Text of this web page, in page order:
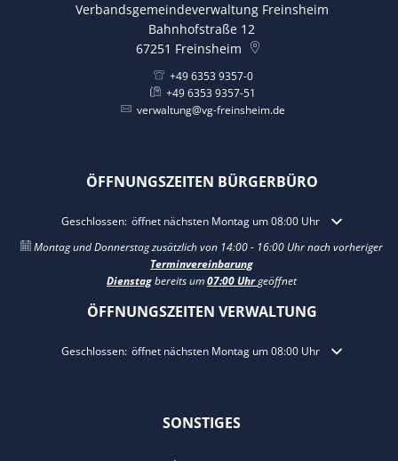
Verbandsgemeindeverwaltung Freinsheim
Bahnhofstraße 12
67251 Freinsheim
+49 6353 9357-0
+49 6353 9357-51
verwaltung@vg-freinsheim.de
ÖFFNUNGSZEITEN BÜRGERBÜRO
Klicken, um weitere Öffnungs- oder Schließzeiten auszublenden
Geschlossen: öffnet nächsten Montag um 08:00 Uhr
Montag und Donnerstag zusätzlich von 14:00 - 16:00 Uhr nach vorheriger
Terminvereinbarung
Dienstagbereits um07:00 Uhrgeöffnet
ÖFFNUNGSZEITEN VERWALTUNG
Klicken, um weitere Öffnungs- oder Schließzeiten auszublenden
Geschlossen: öffnet nächsten Montag um 08:00 Uhr
SONSTIGES